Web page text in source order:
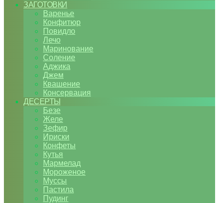
ЗАГОТОВКИ
Варенье
Конфитюр
Повидло
Лечо
Маринование
Соление
Аджика
Джем
Квашение
Консервация
ДЕСЕРТЫ
Безе
Желе
Зефир
Ириски
Конфеты
Кутья
Мармелад
Мороженое
Муссы
Пастила
Пудинг